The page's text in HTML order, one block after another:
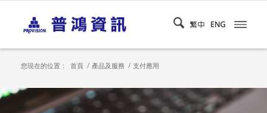
您現在的位置： 首頁 / 產品及服務 / 支付應用